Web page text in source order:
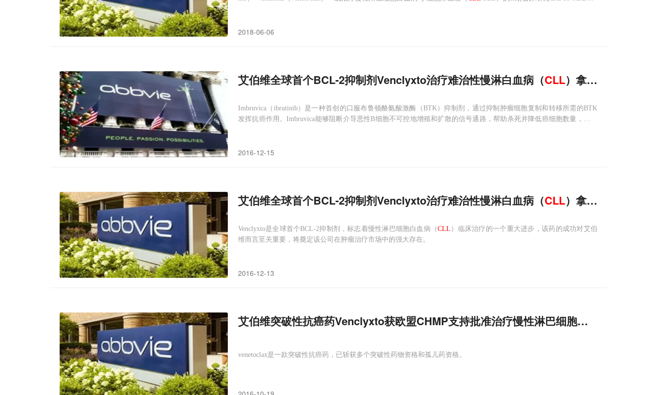
2018-06-06
艾伯维全球首个BCL-2抑制剂Venclyxto治疗难治性慢淋白血病（CLL）拿下美欧2大市场
Imbruvica（ibrutinib）是一种首创的口服布鲁顿酪氨酸激酶（BTK）抑制剂，通过抑制肿瘤细胞复制和转移所需的BTK
发挥抗癌作用。Imbruvica能够阻断介导恶性B细胞不可控地增殖和扩散的信号通路，帮助杀死并降低癌细胞数量，延缓
2016-12-15
艾伯维全球首个BCL-2抑制剂Venclyxto治疗难治性慢淋白血病（CLL）拿下美欧2大市场
Venclyxto是全球首个BCL-2抑制剂，标志着慢性淋巴细胞白血病（CLL ）临床治疗的一个重大进步，该药的成功对艾伯
维而言至关重要，将奠定该公司在肿瘤治疗市场中的强大存在。
2016-12-13
艾伯维突破性抗癌药Venclyxto获欧盟CHMP支持批准治疗慢性淋巴细胞白血病（
venetoclax是一款突破性抗癌药，已斩获多个突破性药物资格和孤儿药资格。